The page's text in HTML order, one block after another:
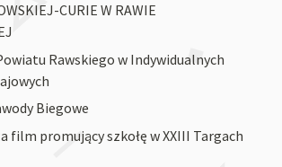
CURIE W RAWIE
Rawskiego w Indywidualnych
Biegowe
film promujący szkołę w XXIII Targach